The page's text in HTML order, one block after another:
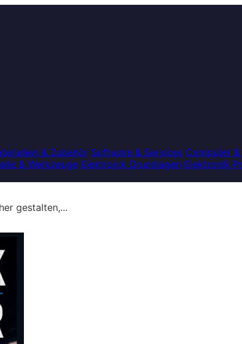
& Zubehör Software & Services Computer
& Werkzeuge Elektronik Grundlagen Elektronik
gestalten,...